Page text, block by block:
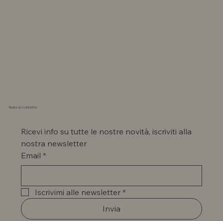
Resta in contatto
Ricevi info su tutte le nostre novità, iscriviti alla
nostra newsletter
Email *
Iscrivimi alle newsletter *
Invia